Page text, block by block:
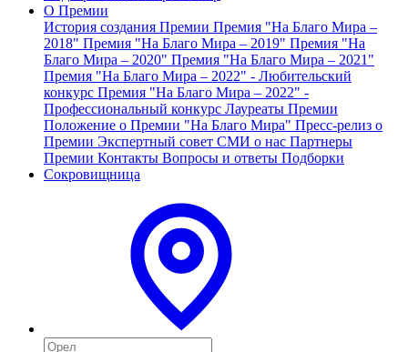
О Премии
История создания Премии Премия "На Благо Мира –
2018" Премия "На Благо Мира – 2019" Премия "На
Благо Мира – 2020" Премия "На Благо Мира – 2021"
Премия "На Благо Мира – 2022" - Любительский
конкурс Премия "На Благо Мира – 2022" -
Профессиональный конкурс Лауреаты Премии
Положение о Премии "На Благо Мира" Пресс-релиз о
Премии Экспертный совет СМИ о нас Партнеры
Премии Контакты Вопросы и ответы Подборки
Сокровищница